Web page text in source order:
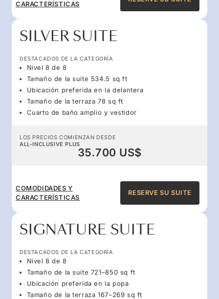
CARACTERÍSTICAS
SILVER SUITE
DESTACADOS DE LA CATEGORÍA
Nivel 8 de 8
Tamaño de la suite 534.5 sq ft
Ubicación preferida en la delantera
Tamaño de la terraza 78 sq ft
Cuarto de baño amplio y vestidor
LOS PRECIOS COMIENZAN DESDE
ALL-INCLUSIVE PLUS
35.700 US$
COMODIDADES Y
CARACTERÍSTICAS
RESERVE SU SUITE
SIGNATURE SUITE
DESTACADOS DE LA CATEGORÍA
Nivel 8 de 8
Tamaño de la suite 721–850 sq ft
Ubicación preferida en la popa
Tamaño de la terraza 167–269 sq ft